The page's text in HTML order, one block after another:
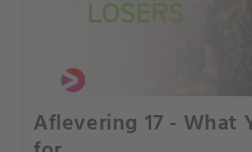
Aflevering 17 - What